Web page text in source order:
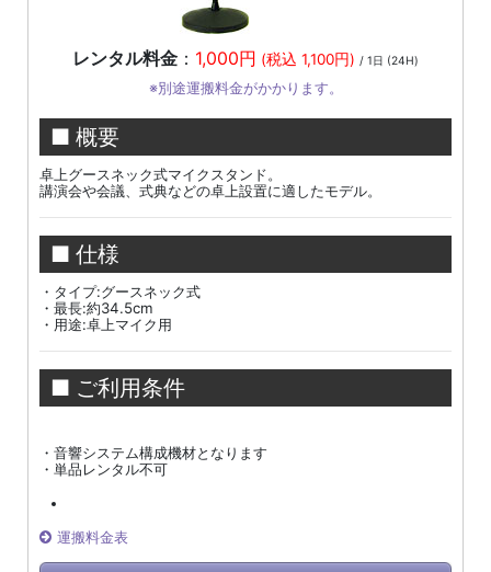
レンタル料金 ： 1,000円 (税込 1,100円) / 1日 (24H)
※別途運搬料金がかかります。
■ 概要
卓上グースネック式マイクスタンド。
講演会や会議、式典などの卓上設置に適したモデル。
■ 仕様
・タイプ:グースネック式
・最長:約34.5cm
・用途:卓上マイク用
■ ご利用条件
・音響システム構成機材となります
・単品レンタル不可
運搬料金表